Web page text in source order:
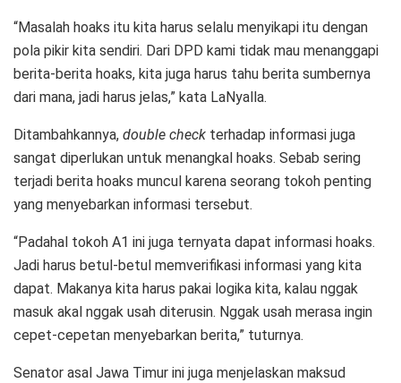
“Masalah hoaks itu kita harus selalu menyikapi itu dengan
pola pikir kita sendiri. Dari DPD kami tidak mau menanggapi
berita-berita hoaks, kita juga harus tahu berita sumbernya
dari mana, jadi harus jelas,” kata LaNyalla.
Ditambahkannya, double check terhadap informasi juga
sangat diperlukan untuk menangkal hoaks. Sebab sering
terjadi berita hoaks muncul karena seorang tokoh penting
yang menyebarkan informasi tersebut.
“Padahal tokoh A1 ini juga ternyata dapat informasi hoaks.
Jadi harus betul-betul memverifikasi informasi yang kita
dapat. Makanya kita harus pakai logika kita, kalau nggak
masuk akal nggak usah diterusin. Nggak usah merasa ingin
cepet-cepetan menyebarkan berita,” tuturnya.
Senator asal Jawa Timur ini juga menjelaskan maksud